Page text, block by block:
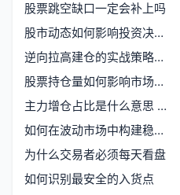
股票跳空缺口一定会补上吗
股市动态如何影响投资决策和市场趋势
逆向拉高建仓的实战策略与风险控制
股票持仓量如何影响市场走势和交易决策
主力增仓占比是什么意思 如何理解主力资金的增仓比例
如何在波动市场中构建稳定的投资逻辑
为什么交易者必须每天看盘
如何识别最安全的入货点